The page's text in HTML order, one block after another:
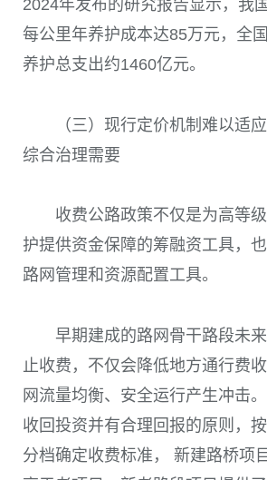
2024年发布的研究报告显示，我
每公里年养护成本达85万元，全
养护总支出约1460亿元。
（三）现行定价机制难以适
综合治理需要
收费公路政策不仅是为高等
护提供资金保障的筹融资工具，
路网管理和资源配置工具。
早期建成的路网骨干路段未
止收费，不仅会降低地方通行费
网流量均衡、安全运行产生冲击
收回投资并有合理回报的原则，
分档确定收费标准， 新建路桥项